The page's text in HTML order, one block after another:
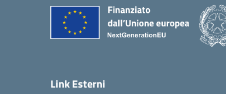
Link Esterni